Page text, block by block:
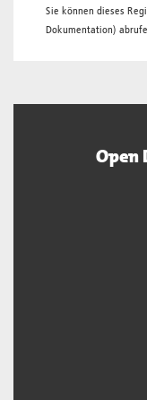
Sie können dieses
Dokumentation)
Open